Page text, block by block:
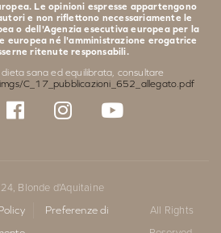
Le opinioni espresse appartengono
e non riflettono necessariamente le
o dell'Agenzia esecutiva europea per la
europea né l'amministrazione erogatrice
ritenute responsabili.
sana ed equilibrata, consultare
C_17_pubblicazioni_652_allegato.pdf
Blonde d'Aquitaine
Preferenze di
All Rights